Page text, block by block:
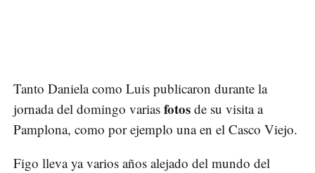
Tanto Daniela como Luis publicaron durante la
jornada del domingo varias fotos de su visita a
Pamplona, como por ejemplo una en el Casco Viejo.
Figo lleva ya varios años alejado del mundo del